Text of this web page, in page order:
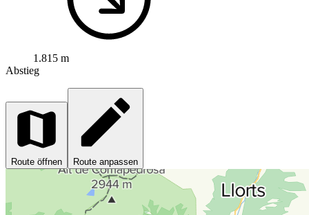
1.815 m
Abstieg
Route öffnen Route anpassen